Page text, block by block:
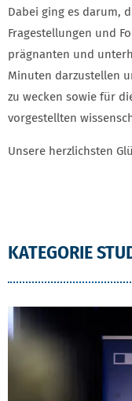
Dabei ging es darum,
Fragestellungen und
prägnanten und
Minuten darzustellen
zu wecken sowie für
vorgestellten
Unsere herzlichsten
KATEGORIE